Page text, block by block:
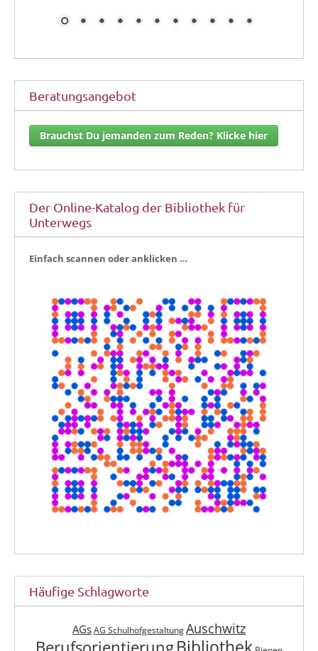
Beratungsangebot
Brauchst Du jemanden zum Reden? Klicke hier
Der Online-Katalog der Bibliothek für
Unterwegs
Ein­fach scan­nen oder anklicken …
Häufige Schlagworte
AGs AG Schulhofgestaltung Auschwitz